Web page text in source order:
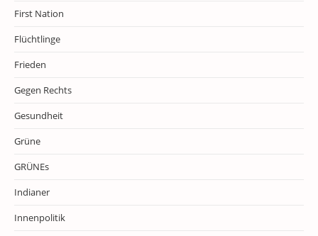
First Nation
Flüchtlinge
Frieden
Gegen Rechts
Gesundheit
Grüne
GRÜNEs
Indianer
Innenpolitik